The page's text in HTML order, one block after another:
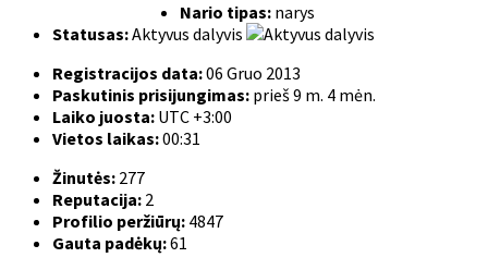
Nario tipas: narys
Statusas:Aktyvus dalyvis
Registracijos data:06 Gruo 2013
Paskutinis prisijungimas: prieš 9 m. 4 mėn.
Laiko juosta: UTC +3:00
Vietos laikas:00:31
Žinutės: 277
Reputacija: 2
Profilio peržiūrų: 4847
Gauta padėkų:61